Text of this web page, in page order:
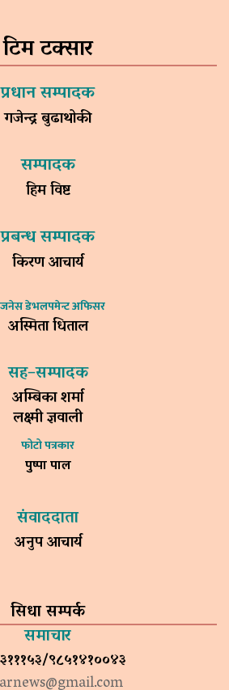
टिम टक्सार
प्रधान सम्पादक
गजेन्द्र बुढाथोकी
सम्पादक
हिम विष्ट
प्रबन्ध सम्पादक
किरण आचार्य
डेभलपमेन्ट अफिसर
अस्मिता धिताल
सह–सम्पादक
अम्बिका शर्मा
लक्ष्मी ज्ञवाली
फोटो पत्रकार
पुष्पा पाल
संवाददाता
अनुप आचार्य
सिधा सम्पर्क
समाचार
९८५१४१००४३